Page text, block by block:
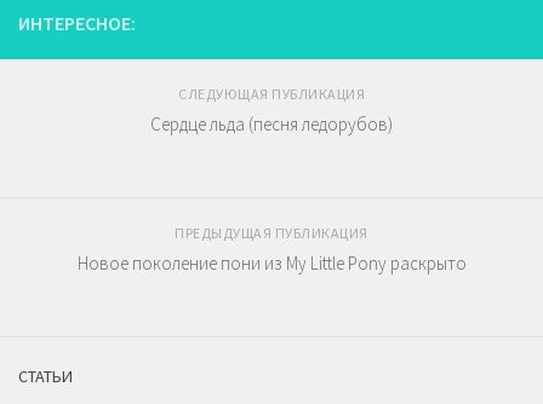
ИНТЕРЕСНОЕ:
СЛЕДУЮЩАЯ ПУБЛИКАЦИЯ
Сердце льда (песня ледорубов)
ПРЕДЫДУЩАЯ ПУБЛИКАЦИЯ
Новое поколение пони из My Little Pony раскрыто
СТАТЬИ